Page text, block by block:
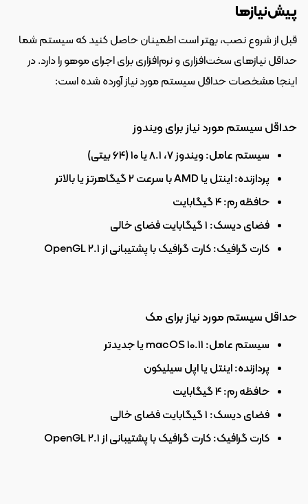
پیش‌نیازها
اینجا مشخصات حداقل سیستم مورد نیاز آورده شده است:
حداقل سیستم مورد نیاز برای ویندوز
سیستم عامل: ویندوز 7، 8.1 یا 10 (64 بیتی)
پردازنده: اینتل یا AMD با سرعت 2 گیگاهرتز یا بالاتر
حافظه رم: 4 گیگابایت
فضای دیسک: 1 گیگابایت فضای خالی
کارت گرافیک: کارت گرافیک با پشتیبانی از OpenGL 2.1
حداقل سیستم مورد نیاز برای مک
سیستم عامل: macOS 10.11 یا جدیدتر
پردازنده: اینتل یا اپل سیلیکون
حافظه رم: 4 گیگابایت
فضای دیسک: 1 گیگابایت فضای خالی
کارت گرافیک: کارت گرافیک با پشتیبانی از OpenGL 2.1